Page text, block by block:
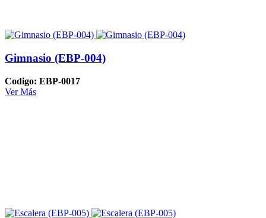
Gimnasio (EBP-004)
Codigo: EBP-0017
Ver Más